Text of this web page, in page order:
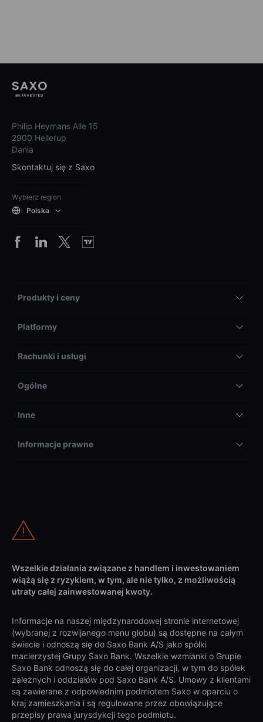
Philip Heymans Alle 15
2900 Hellerup
Dania
Skontaktuj się z Saxo
Wybierz region
Polska
Produkty i ceny
Platformy
Rachunki i usługi
Ogólne
Inne
Informacje prawne
Wszelkie działania związane z handlem i inwestowaniem
wiążą się z ryzykiem, w tym, ale nie tylko, z możliwością
utraty całej zainwestowanej kwoty.
Informacje na naszej międzynarodowej stronie internetowej
(wybranej z rozwijanego menu globu) są dostępne na całym
świecie i odnoszą się do Saxo Bank A/S jako spółki
macierzystej Grupy Saxo Bank. Wszelkie wzmianki o Grupie
Saxo Bank odnoszą się do całej organizacji, w tym do spółek
zależnych i oddziałów pod Saxo Bank A/S. Umowy z klientami
są zawierane z odpowiednim podmiotem Saxo w oparciu o
kraj zamieszkania i są regulowane przez obowiązujące
przepisy prawa jurysdykcji tego podmiotu.